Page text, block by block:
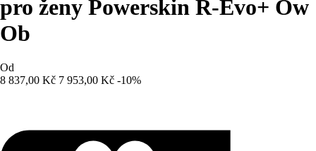
pro ženy Powerskin R-Evo+ Ow
Ob
Od
8 837,00 Kč 7 953,00 Kč -10%